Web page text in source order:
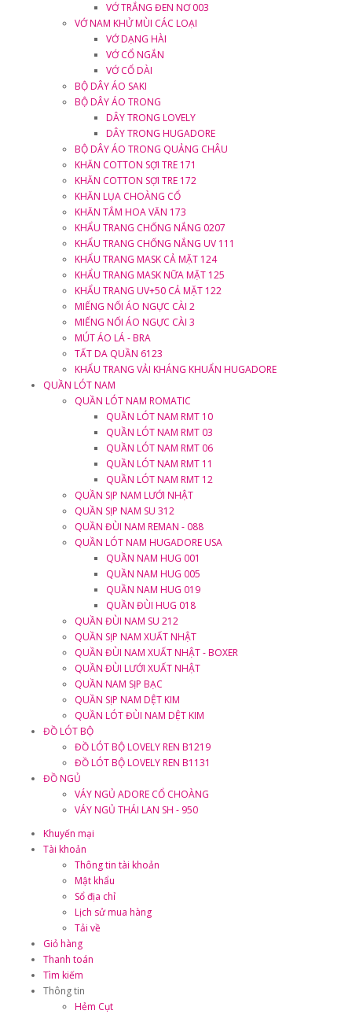
VỚ TRẮNG ĐEN NƠ 003
VỚ NAM KHỬ MÙI CÁC LOẠI
VỚ DẠNG HÀI
VỚ CỔ NGẮN
VỚ CỔ DÀI
BỘ DÂY ÁO SAKI
BỘ DÂY ÁO TRONG
DÂY TRONG LOVELY
DÂY TRONG HUGADORE
BỘ DÂY ÁO TRONG QUẢNG CHÂU
KHĂN COTTON SỢI TRE 171
KHĂN COTTON SỢI TRE 172
KHĂN LỤA CHOÀNG CỔ
KHĂN TẮM HOA VĂN 173
KHẨU TRANG CHỐNG NẮNG 0207
KHẨU TRANG CHỐNG NẮNG UV 111
KHẨU TRANG MASK CẢ MẶT 124
KHẨU TRANG MASK NỮA MẶT 125
KHẨU TRANG UV+50 CẢ MẶT 122
MIẾNG NỐI ÁO NGỰC CÀI 2
MIẾNG NỐI ÁO NGỰC CÀI 3
MÚT ÁO LÁ - BRA
TẤT DA QUẦN 6123
KHẨU TRANG VẢI KHÁNG KHUẨN HUGADORE
QUẦN LÓT NAM
QUẦN LÓT NAM ROMATIC
QUẦN LÓT NAM RMT 10
QUẦN LÓT NAM RMT 03
QUẦN LÓT NAM RMT 06
QUẦN LÓT NAM RMT 11
QUẦN LÓT NAM RMT 12
QUẦN SỊP NAM LƯỚI NHẬT
QUẦN SỊP NAM SU 312
QUẦN ĐÙI NAM REMAN - 088
QUẦN LÓT NAM HUGADORE USA
QUẦN NAM HUG 001
QUẦN NAM HUG 005
QUẦN NAM HUG 019
QUẦN ĐÙI HUG 018
QUẦN ĐÙI NAM SU 212
QUẦN SỊP NAM XUẤT NHẬT
QUẦN ĐÙI NAM XUẤT NHẬT - BOXER
QUẦN ĐÙI LƯỚI XUẤT NHẬT
QUẦN NAM SỊP BẠC
QUẦN SỊP NAM DỆT KIM
QUẦN LÓT ĐÙI NAM DỆT KIM
ĐỒ LÓT BỘ
ĐỒ LÓT BỘ LOVELY REN B1219
ĐỒ LÓT BỘ LOVELY REN B1131
ĐỒ NGỦ
VÁY NGỦ ADORE CỔ CHOÀNG
VÁY NGỦ THÁI LAN SH - 950
Khuyến mại
Tài khoản
Thông tin tài khoản
Mật khẩu
Sổ địa chỉ
Lịch sử mua hàng
Tải về
Giỏ hàng
Thanh toán
Tìm kiếm
Thông tin
Hẻm Cụt